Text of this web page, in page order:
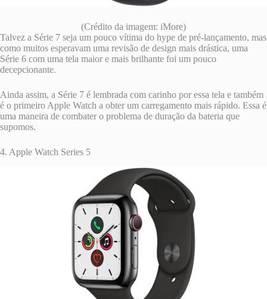
(Crédito da imagem: iMore)
Talvez a Série 7 seja um pouco vítima do hype de pré-lançamento, mas
como muitos esperavam uma revisão de design mais drástica, uma
Série 6 com uma tela maior e mais brilhante foi um pouco
decepcionante.
Ainda assim, a Série 7 é lembrada com carinho por essa tela e também
é o primeiro Apple Watch a obter um carregamento mais rápido. Essa é
uma maneira de combater o problema de duração da bateria que
supomos.
4. Apple Watch Series 5